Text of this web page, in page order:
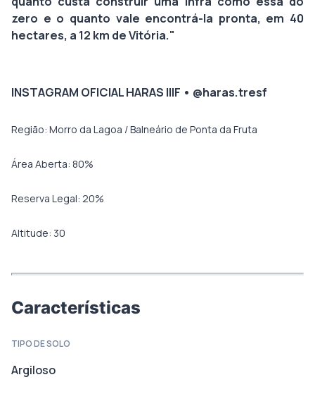
zero e o quanto vale encontrá-la pronta, em 40
hectares, a 12 km de Vitória."
INSTAGRAM OFICIAL HARAS IIIF • @haras.tresf
Região: Morro da Lagoa / Balneário de Ponta da Fruta
Área Aberta: 80%
Reserva Legal: 20%
Altitude: 30
Características
TIPO DE SOLO
Argiloso